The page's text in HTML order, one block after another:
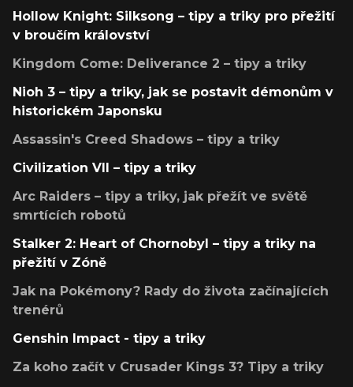
Hollow Knight: Silksong – tipy a triky pro přežití
v broučím království
Kingdom Come: Deliverance 2 – tipy a triky
Nioh 3 – tipy a triky, jak se postavit démonům v
historickém Japonsku
Assassin's Creed Shadows – tipy a triky
Civilization VII – tipy a triky
Arc Raiders – tipy a triky, jak přežít ve světě
smrtících robotů
Stalker 2: Heart of Chornobyl – tipy a triky na
přežití v Zóně
Jak na Pokémony? Rady do života začínajících
trenérů
Genshin Impact - tipy a triky
Za koho začít v Crusader Kings 3? Tipy a triky